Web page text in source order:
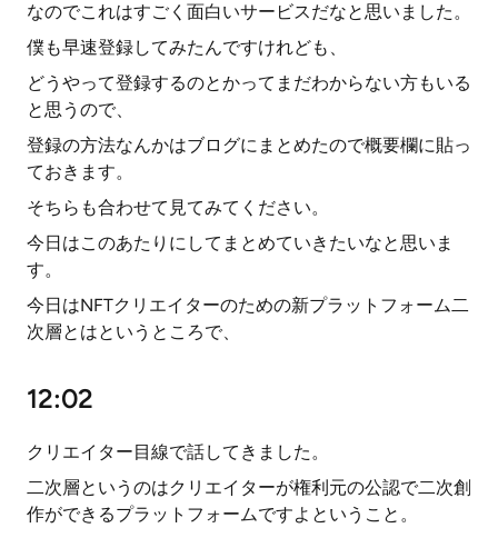
なのでこれはすごく面白いサービスだなと思いました。
僕も早速登録してみたんですけれども、
どうやって登録するのとかってまだわからない方もいる
と思うので、
登録の方法なんかはブログにまとめたので概要欄に貼っ
ておきます。
そちらも合わせて見てみてください。
今日はこのあたりにしてまとめていきたいなと思いま
す。
今日はNFTクリエイターのための新プラットフォーム二
次層とはというところで、
12:02
クリエイター目線で話してきました。
二次層というのはクリエイターが権利元の公認で二次創
作ができるプラットフォームですよということ。